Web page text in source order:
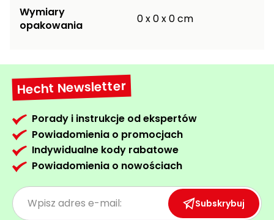
Narzędzia
kory
ogrodowe
Akcesoria
ogrodowe
Wymiary
opakowania
0 x 0 x 0 cm
Hecht Newsletter
Porady i instrukcje od ekspertów
Powiadomienia o promocjach
Indywidualne kody rabatowe
Powiadomienia o nowościach
Subskrybuj